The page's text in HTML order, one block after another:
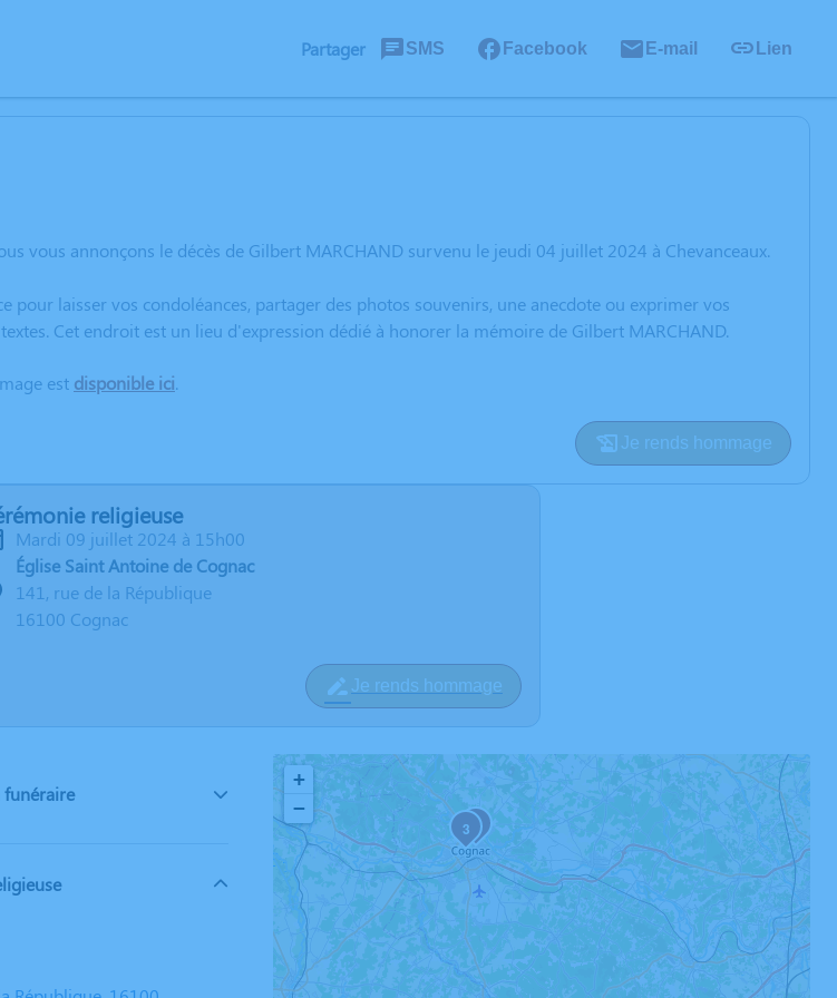
Partager SMS Facebook E-mail Lien
vous annonçons le décès de Gilbert MARCHAND survenu le jeudi 04 juillet 2024 à Chevanceaux.
pour laisser vos condoléances, partager des photos souvenirs, une anecdote ou exprimer vos
Cet endroit est un lieu d'expression dédié à honorer la mémoire de Gilbert MARCHAND.
est disponible ici.
Je rends hommage
religieuse
mardi 09 juillet 2024 à 15h00
Église Saint Antoine de Cognac
141, rue de la République
16100 Cognac
Je rends hommage
funéraire
2
3
+
−